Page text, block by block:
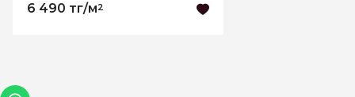
6 490 тг/м2